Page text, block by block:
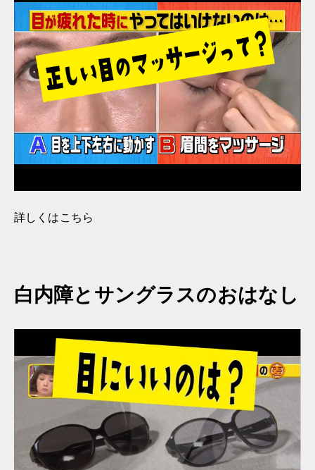
詳しくはこちら
白内障とサングラスのおはなし